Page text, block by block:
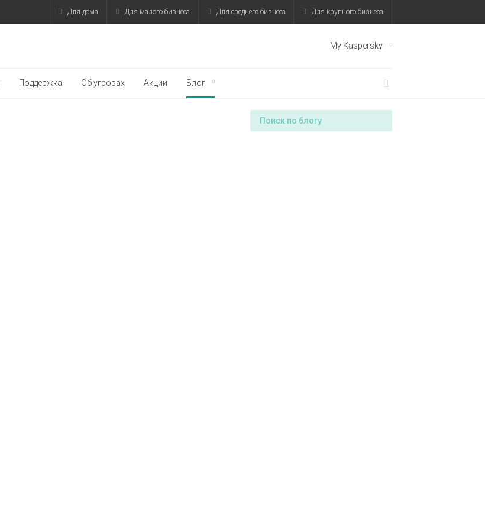
Для дома Для малого бизнеса Для среднего бизнеса Для крупного бизнеса
My Kaspersky
Поддержка Об угрозах Акции Блог